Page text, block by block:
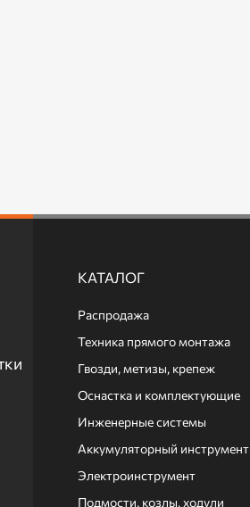
КАТАЛОГ
Распродажа
Техника прямого монтажа
Гвозди, метизы, крепеж
Оснастка и комплектующие
Инженерные системы
Аккумуляторный инструмент
Электроинструмент
Подмости, козлы, ходули